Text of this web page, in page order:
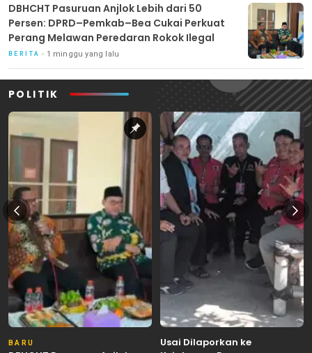
DBHCHT Pasuruan Anjlok Lebih dari 50
Persen: DPRD–Pemkab–Bea Cukai Perkuat
Perang Melawan Peredaran Rokok Ilegal
BERITA 1 minggu yang lalu
POLITIK
BARU
Usai Dilaporkan ke